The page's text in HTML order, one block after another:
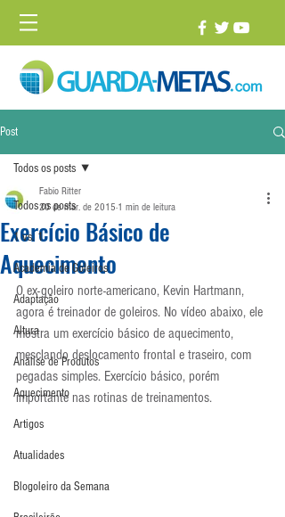
Post
Todos os posts
1 vs. 1
Academia de Goleiros
Adaptação
Altura
Análise de Produtos
Aquecimento
Artigos
Atualidades
Blogoleiro da Semana
Todos os posts
Exercício Básico de
Aquecimento
Fabio Ritter
20 de mar. de 2015 1 min de leitura
O ex-goleiro norte-americano, Kevin Hartmann,
agora é treinador de goleiros. No vídeo abaixo, ele
mostra um exercício básico de aquecimento,
mesclando deslocamento frontal e traseiro, com
pegadas simples. Exercício básico, porém
importante nas rotinas de treinamentos.